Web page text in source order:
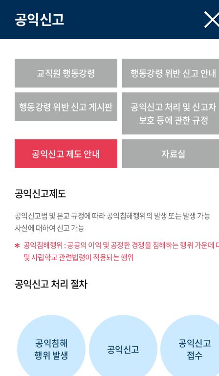
공익신고
교직원 행동강령 행동강령 위반 신고 안내
행동강령 위반 신고 게시판
공익신고 처리 및 신고자
보호 등에 관한 규정
공익신고 제도 안내 자료실
공익신고제도
공익신고법 및 본교 규정에 따라 공익침해행위의 발생 또는 발생 가능
사실에 대하여 신고 가능
공익침해행위 : 공공의 이익 및 공정한 경쟁을 침해하는 행위 가운데
및 사립학교 관련법령이 적용되는 행위
공익신고 처리 절차
공익침해
행위 발생
공익신고
공익신고
접수